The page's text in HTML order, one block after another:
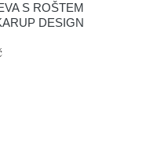
S ROŠTEM
DESIGN